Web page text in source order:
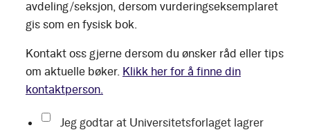
avdeling/seksjon, dersom vurderingseksemplaret
gis som en fysisk bok.
Kontakt oss gjerne dersom du ønsker råd eller tips
om aktuelle bøker. Klikk her for å finne din
kontaktperson.
Jeg godtar at Universitetsforlaget lagrer